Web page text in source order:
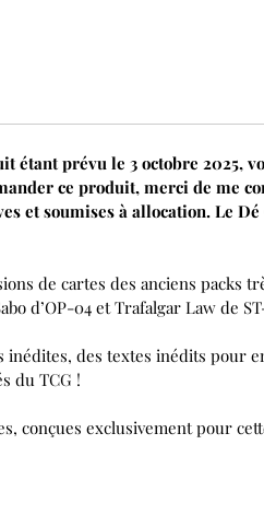
étant prévu le 3 octobre 2025,
ce produit, merci de me
et soumises à allocation. Le
de cartes des anciens packs
d’OP-04 et Trafalgar Law de
des textes inédits pour
du TCG !
conçues exclusivement pour